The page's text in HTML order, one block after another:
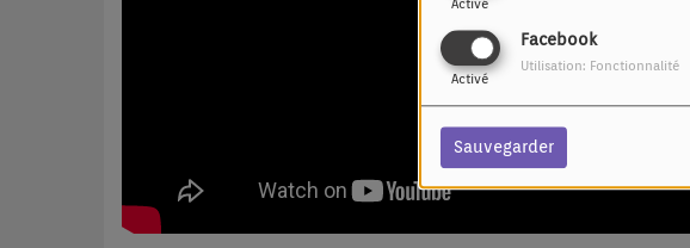
Activé
Facebook
Activé
Utilisation: Fonctionnalité
Sauvegarder